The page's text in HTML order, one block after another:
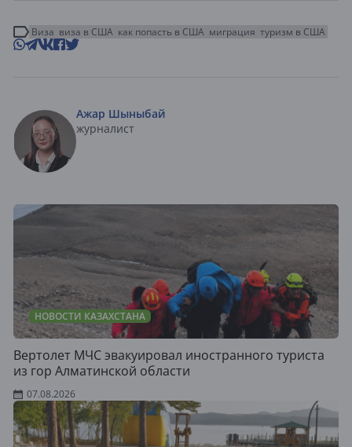
Виза виза в США как попасть в США миграция туризм в США
Ажар Шыныбай
журналист
НОВОСТИ КАЗАХСТАНА
Вертолет МЧС эвакуировал иностранного туриста
из гор Алматинской области
07.08.2026